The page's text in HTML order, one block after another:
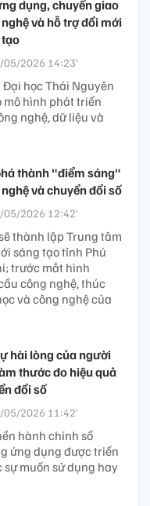
dụng, chuyển giao
và hỗ trợ đổi mới
05/2026 14:23’
học Thái Nguyên
mô hình phát triển
nghệ, dữ liệu và
thành "điểm sáng"
và chuyển đổi số
05/2026 12:42’
thành lập Trung tâm
sáng tạo tỉnh Phú
trước mắt hình
công nghệ, thúc
và công nghệ của
hài lòng của người
thước đo hiệu quả
đổi số
05/2026 11:42’
hành chính số
ứng dụng được triển
muốn sử dụng hay